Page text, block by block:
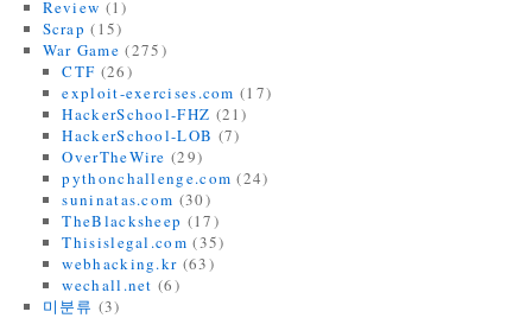
Review (1)
Scrap (15)
War Game (275)
CTF (26)
exploit-exercises.com (17)
HackerSchool-FHZ (21)
HackerSchool-LOB (7)
OverTheWire (29)
pythonchallenge.com (24)
suninatas.com (30)
TheBlacksheep (17)
Thisislegal.com (35)
webhacking.kr (63)
wechall.net (6)
미분류 (3)